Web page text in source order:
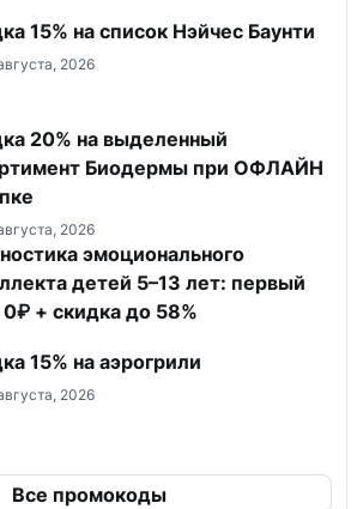
15% на список Нэйчес Баунти
2026
20% на выделенный
Биодермы при ОФЛАЙН
2026
эмоционального
детей 5–13 лет: первый
0₽ + скидка до 58%
15% на аэрогрили
2026
Все промокоды